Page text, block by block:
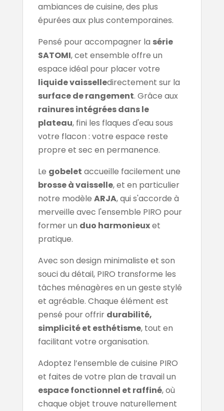
ambiances de cuisine, des plus
épurées aux plus contemporaines.
Pensé pour accompagner la série
SATOMI, cet ensemble offre un
espace idéal pour placer votre
liquide vaisselledirectement sur la
surface de rangement. Grâce aux
rainures intégrées dans le
plateau, fini les flaques d'eau sous
votre flacon : votre espace reste
propre et sec en permanence.
Le gobelet accueille facilement une
brosse à vaisselle, et en particulier
notre modèle ARJA, qui s'accorde à
merveille avec l'ensemble PIRO pour
former un duo harmonieuxet
pratique.
Avec son design minimaliste et son
souci du détail, PIRO transforme les
tâches ménagères en un geste stylé
et agréable. Chaque élément est
pensé pour offrir durabilité,
simplicité et esthétisme, tout en
facilitant votre organisation.
Adoptez l’ensemble de cuisine PIRO
et faites de votre plan de travail un
espace fonctionnel et raffiné, où
chaque objet trouve naturellement